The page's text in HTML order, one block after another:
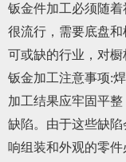
钣金件加工必须随
很流行，需要底盘
可或缺的行业，对橱
钣金加工注意事项:
加工结果应牢固平
缺陷。由于这些缺
响组装和外观的零